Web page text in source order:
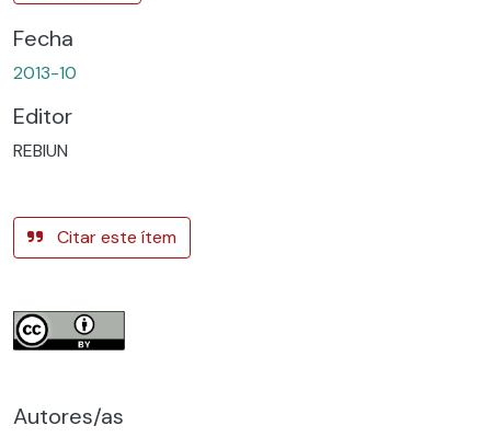
Fecha
2013-10
Editor
REBIUN
Citar este ítem
Autores/as